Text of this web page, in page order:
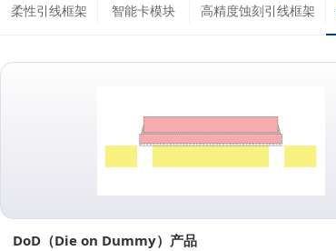
柔性引线框架 智能卡模块 高精度蚀刻引线框架
DoD（Die on Dummy）产品